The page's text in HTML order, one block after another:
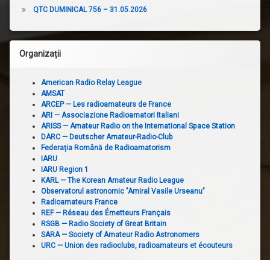
QTC DUMINICAL 756 – 31.05.2026
Organizații
American Radio Relay League
AMSAT
ARCEP — Les radioamateurs de France
ARI — Associazione Radioamatori Italiani
ARISS — Amateur Radio on the International Space Station
DARC — Deutscher Amateur-Radio-Club
Federația Română de Radioamatorism
IARU
IARU Region 1
KARL — The Korean Amateur Radio League
Observatorul astronomic "Amiral Vasile Urseanu"
Radioamateurs France
REF — Réseau des Émetteurs Français
RSGB — Radio Society of Great Britain
SARA — Society of Amateur Radio Astronomers
URC — Union des radioclubs, radioamateurs et écouteurs